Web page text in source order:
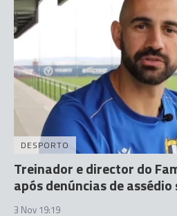
DESPORTO
Treinador e director do
após denúncias de
3 Nov 19:19